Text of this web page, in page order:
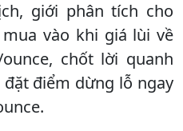
giới phân tích cho
vào khi giá lùi về
chốt lời quanh
đặt điểm dừng lỗ ngay